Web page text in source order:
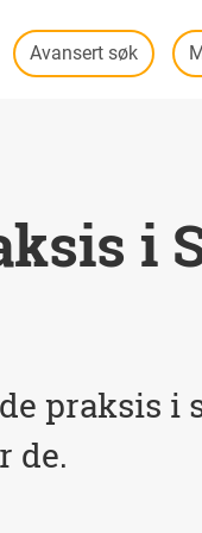
Avansert søk
i
praksis i
de.